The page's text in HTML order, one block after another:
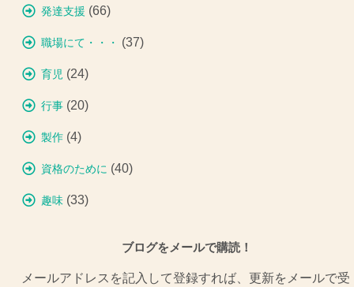
発達支援 (66)
職場にて・・・ (37)
育児 (24)
行事 (20)
製作 (4)
資格のために (40)
趣味 (33)
ブログをメールで購読！
メールアドレスを記入して登録すれば、更新をメールで受